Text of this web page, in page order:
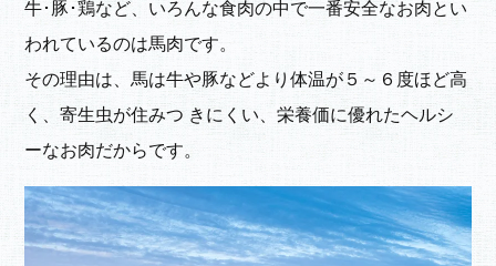
牛･豚･鶏など、いろんな食肉の中で一番安全なお肉とい
われているのは馬肉です。
その理由は、馬は牛や豚などより体温が５～６度ほど高
く、寄生虫が住みつ きにくい、栄養価に優れたヘルシ
ーなお肉だからです。